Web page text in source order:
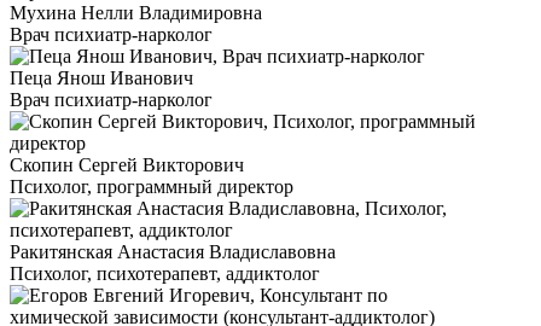
Мухина Нелли Владимировна
Врач психиатр-нарколог
Пеца Янош Иванович
Врач психиатр-нарколог
Скопин Сергей Викторович
Психолог, программный директор
Ракитянская Анастасия Владиславовна
Психолог, психотерапевт, аддиктолог